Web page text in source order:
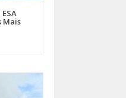
Mais